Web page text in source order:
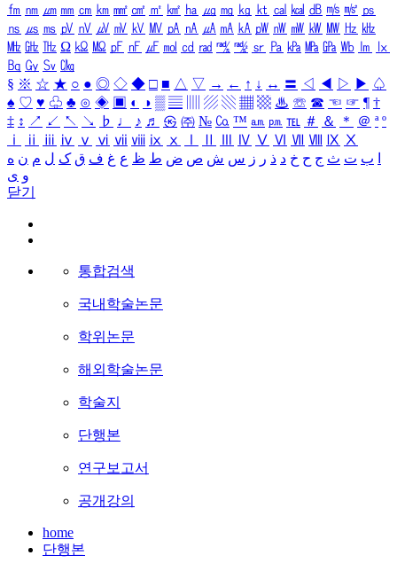
㎙ ㎚ ㎛ ㎜ ㎝ ㎞ ㎟ ㎠ ㎡ ㎢ ㏊ ㎍ ㎎ ㎏ ㏏ ㎈ ㎉ ㏈ ㎧ ㎨ ㎰
㎱ ㎲ ㎳ ㎴ ㎵ ㎶ ㎷ ㎸ ㎹ ㎀ ㎁ ㎂ ㎃ ㎄ ㎺ ㎻ ㎽ ㎾ ㎿ ㎐ ㎑
㎒ ㎓ ㎔ Ω ㏀ ㏁ ㎊ ㎋ ㎌ ㏖ ㏅ ㎭ ㎮ ㎯ ㏛ ㎩ ㎪ ㎫ ㎬ ㏝ ㏐
㏓
㏃ ㏉ ㏜ ㏆
§ ※ ☆ ★ ○ ● ◎ ◇ ◆ □ ■ △ ▽ → ← ↑ ↓ ↔ 〓 ◁ ◀ ▷ ▶ ♤
♠ ♡ ♥ ♧ ♣ ⊙ ◈ ▣ ◐ ◑ ▒ ▤ ▨ ▧ ▦ ▩ ♨ ☏ ☎ ☜ ☞ ¶ †
‡ ↕ ↗ ↙ ↖ ↘ ♭ ♩ ♪ ♬ ㉿ ㈜ № ㏇ ™ ㏂ ㏘ ℡ ＃ ＆ ＊ ＠ ª º
ⅰ
ⅱ ⅲ ⅳ ⅴ ⅵ ⅶ ⅷ ⅸ ⅹ Ⅳ Ⅴ Ⅵ Ⅶ Ⅷ Ⅸ Ⅹ
ب ت ث ج ح خ د ذ ر ز س ش ص ض ط ظ ع غ ف ق ک ل م ن ه
و ی
닫기
통합검색
국내학술논문
학위논문
해외학술논문
학술지
단행본
연구보고서
공개강의
home
단행본